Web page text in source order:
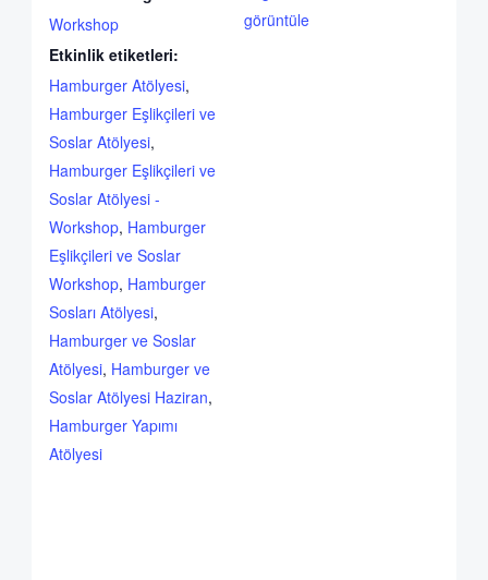
Workshop
Etkinlik etiketleri:
Hamburger Atölyesi,
Hamburger Eşlikçileri ve
Soslar Atölyesi,
Hamburger Eşlikçileri ve
Soslar Atölyesi -
Workshop, Hamburger
Eşlikçileri ve Soslar
Workshop, Hamburger
Sosları Atölyesi,
Hamburger ve Soslar
Atölyesi, Hamburger ve
Soslar Atölyesi Haziran,
Hamburger Yapımı
Atölyesi
görüntüle